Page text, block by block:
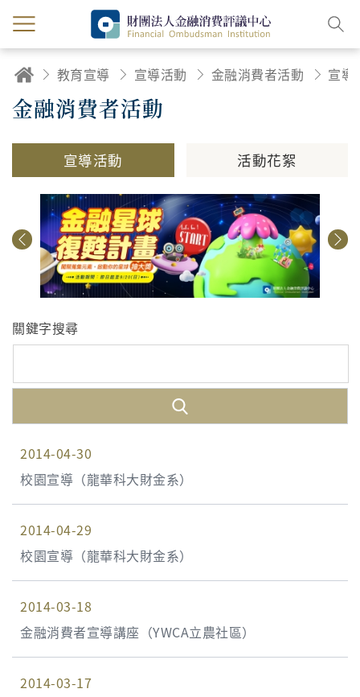
教育宣導 宣導活動 金融消費者活動 宣導
金融消費者活動
宣導活動 活動花絮
關鍵字搜尋
2014-04-30
校園宣導（龍華科大財金系）
2014-04-29
校園宣導（龍華科大財金系）
2014-03-18
金融消費者宣導講座（YWCA立農社區）
2014-03-17